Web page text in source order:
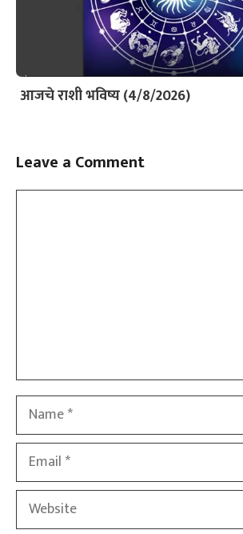
आजचे राशी भविष्य (4/8/2026)
Leave a Comment
Name
Email
Website